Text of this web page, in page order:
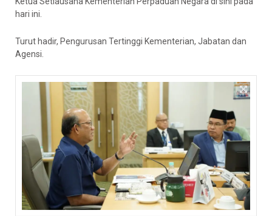
hari ini.
Turut hadir, Pengurusan Tertinggi Kementerian, Jabatan dan
Agensi.